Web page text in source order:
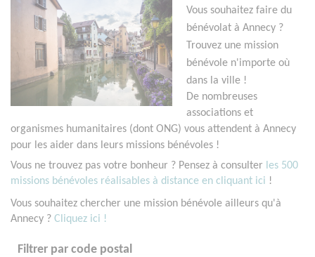
Vous souhaitez faire du
bénévolat à Annecy ?
Trouvez une mission
bénévole n'importe où
dans la ville !
De nombreuses
associations et
organismes humanitaires (dont ONG) vous attendent à Annecy
pour les aider dans leurs missions bénévoles !
Vous ne trouvez pas votre bonheur ? Pensez à consulter les 500
missions bénévoles réalisables à distance en cliquant ici !
Vous souhaitez chercher une mission bénévole ailleurs qu'à
Annecy ? Cliquez ici !
Filtrer par code postal